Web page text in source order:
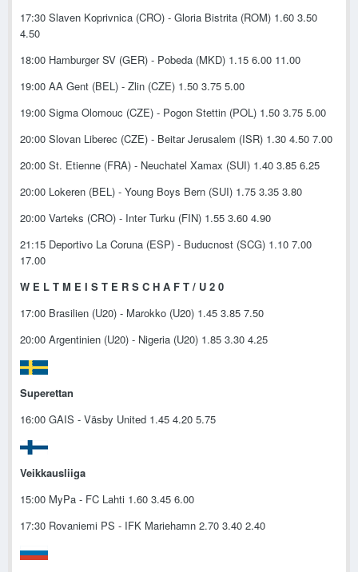
17:30 Slaven Koprivnica (CRO) - Gloria Bistrita (ROM) 1.60 3.50
4.50
18:00 Hamburger SV (GER) - Pobeda (MKD) 1.15 6.00 11.00
19:00 AA Gent (BEL) - Zlin (CZE) 1.50 3.75 5.00
19:00 Sigma Olomouc (CZE) - Pogon Stettin (POL) 1.50 3.75 5.00
20:00 Slovan Liberec (CZE) - Beitar Jerusalem (ISR) 1.30 4.50 7.00
20:00 St. Etienne (FRA) - Neuchatel Xamax (SUI) 1.40 3.85 6.25
20:00 Lokeren (BEL) - Young Boys Bern (SUI) 1.75 3.35 3.80
20:00 Varteks (CRO) - Inter Turku (FIN) 1.55 3.60 4.90
21:15 Deportivo La Coruna (ESP) - Buducnost (SCG) 1.10 7.00
17.00
W E L T M E I S T E R S C H A F T / U 2 0
17:00 Brasilien (U20) - Marokko (U20) 1.45 3.85 7.50
20:00 Argentinien (U20) - Nigeria (U20) 1.85 3.30 4.25
Superettan
16:00 GAIS - Väsby United 1.45 4.20 5.75
Veikkausliiga
15:00 MyPa - FC Lahti 1.60 3.45 6.00
17:30 Rovaniemi PS - IFK Mariehamn 2.70 3.40 2.40